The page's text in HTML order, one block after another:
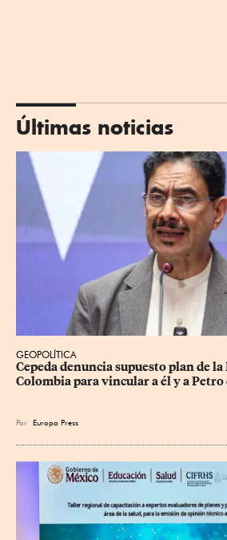
Últimas noticias
GEOPOLÍTICA
Cepeda denuncia supuesto plan de la
Colombia para vincular a él y a Petro
Por Europa Press